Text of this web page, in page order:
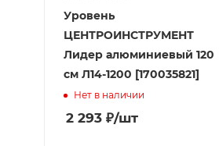
Уровень
ЦЕНТРОИНСТРУМЕНТ
Лидер алюминиевый 120
см Л14-1200 [170035821]
Нет в наличии
2 293 ₽/шт